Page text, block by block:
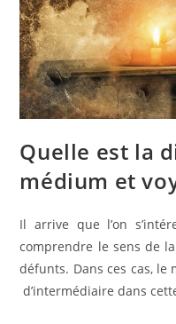
Quelle est la
médium et
Il arrive que l’on
comprendre le sens de
défunts. Dans ces cas,
d’intermédiaire dans